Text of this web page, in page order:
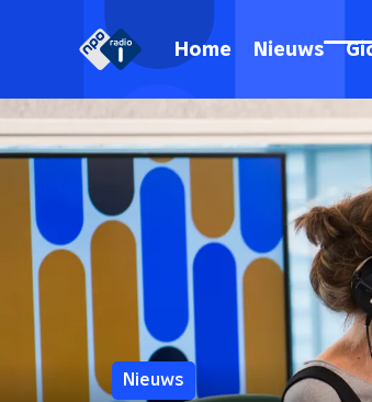
Home Nieuws
Nieuws